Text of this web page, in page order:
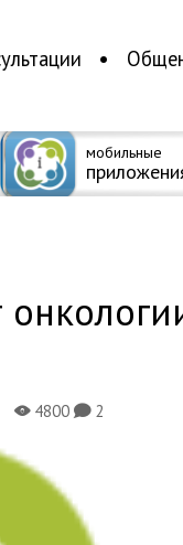
мобильные
X4800K2